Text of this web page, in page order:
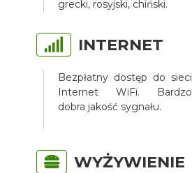
grecki, rosyjski, chiński.
INTERNET
Bezpłatny dostęp do sieci
Internet WiFi. Bardzo
dobra jakość sygnału.
WYŻYWIENIE